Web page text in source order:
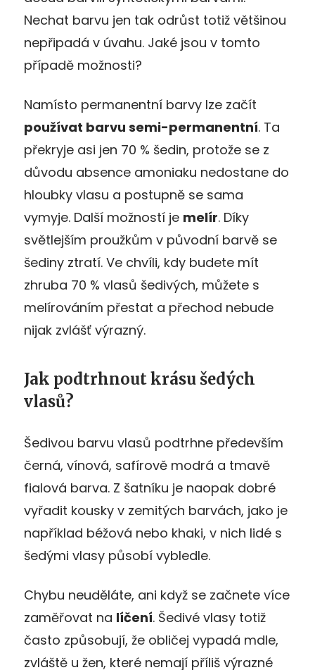
Nechat barvu jen tak odrůst totiž většinou
nepřipadá v úvahu. Jaké jsou v tomto
případě možnosti?
Namísto permanentní barvy lze začít
používat barvu semi-permanentní. Ta
překryje asi jen 70 % šedin, protože se z
důvodu absence amoniaku nedostane do
hloubky vlasu a postupně se sama
vymyje. Další možností je melír. Díky
světlejším proužkům v původní barvě se
šediny ztratí. Ve chvíli, kdy budete mít
zhruba 70 % vlasů šedivých, můžete s
melírováním přestat a přechod nebude
nijak zvlášť výrazný.
Jak podtrhnout krásu šedých
vlasů?
Šedivou barvu vlasů podtrhne především
černá, vínová, safírově modrá a tmavě
fialová barva. Z šatníku je naopak dobré
vyřadit kousky v zemitých barvách, jako je
například béžová nebo khaki, v nich lidé s
šedými vlasy působí vybledle.
Chybu neuděláte, ani když se začnete více
zaměřovat na líčení. Šedivé vlasy totiž
často způsobují, že obličej vypadá mdle,
zvláště u žen, které nemají příliš výrazné